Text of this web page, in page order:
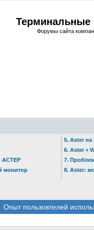
Терминальные
Форумы сайта
АСТЕР
монитор
5. Aster на
6. Aster +
7.
8. Aster:
Опыт пользовтелей